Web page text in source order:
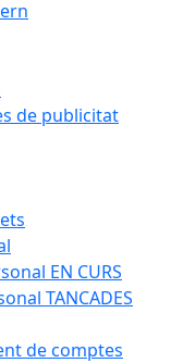
de publicitat
EN CURS
TANCADES
de comptes